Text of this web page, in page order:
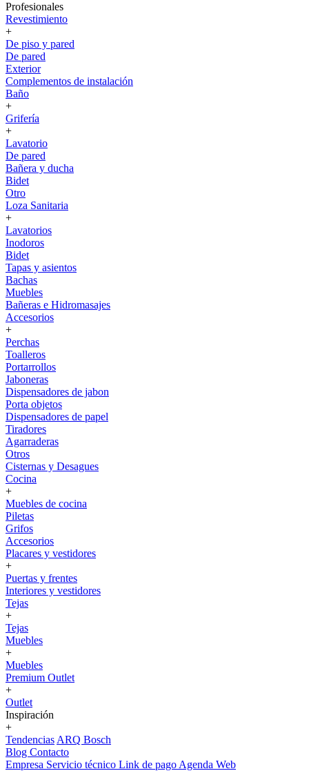
Profesionales
Revestimiento
+
De piso y pared
De pared
Exterior
Complementos de instalación
Baño
+
Grifería
+
Lavatorio
De pared
Bañera y ducha
Bidet
Otro
Loza Sanitaria
+
Lavatorios
Inodoros
Bidet
Tapas y asientos
Bachas
Muebles
Bañeras e Hidromasajes
Accesorios
+
Perchas
Toalleros
Portarrollos
Jaboneras
Dispensadores de jabon
Porta objetos
Dispensadores de papel
Tiradores
Agarraderas
Otros
Cisternas y Desagues
Cocina
+
Muebles de cocina
Piletas
Grifos
Accesorios
Placares y vestidores
+
Puertas y frentes
Interiores y vestidores
Tejas
+
Tejas
Muebles
+
Muebles
Premium Outlet
+
Outlet
Inspiración
+
Tendencias ARQ Bosch
Blog Contacto
Empresa Servicio técnico Link de pago Agenda Web